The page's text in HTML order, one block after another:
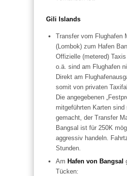
Gili Islands
Transfer vom Flughafen
(Lombok) zum Hafen
Offizielle (metered)
o.ä. sind am Flughafen
Direkt am
somit von privaten
Die angegebenen
mitgeführten Karten sind
gemacht, der Transfer
Bangsal ist für 250K
aggressiv handeln.
Stunden.
Am Hafen von Bangsal
Tücken: